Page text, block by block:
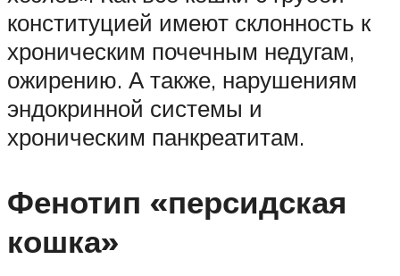
конституцией имеют склонность к
хроническим почечным недугам,
ожирению. А также, нарушениям
эндокринной системы и
хроническим панкреатитам.
Фенотип «персидская
кошка»